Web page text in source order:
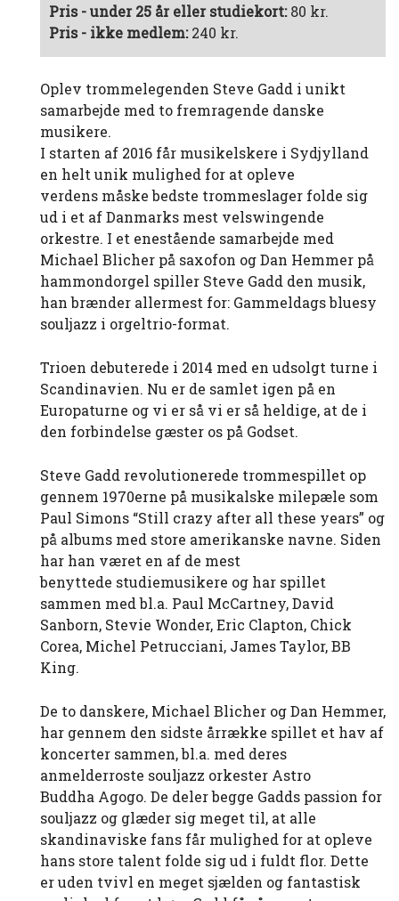
Pris - under 25 år eller studiekort:80 kr.
Pris - ikke medlem:240 kr.
Oplev trommelegenden Steve Gadd i unikt
samarbejde med to fremragende danske
musikere.
I starten af 2016 får musikelskere i Sydjylland
en helt unik mulighed for at opleve
verdens måske bedste trommeslager folde sig
ud i et af Danmarks mest velswingende
orkestre. I et enestående samarbejde med
Michael Blicher på saxofon og Dan Hemmer på
hammondorgel spiller Steve Gadd den musik,
han brænder allermest for: Gammeldags bluesy
souljazz i orgeltrio-format.
Trioen debuterede i 2014 med en udsolgt turne i
Scandinavien. Nu er de samlet igen på en
Europaturne og vi er så vi er så heldige, at de i
den forbindelse gæster os på Godset.
Steve Gadd revolutionerede trommespillet op
gennem 1970erne på musikalske milepæle som
Paul Simons “Still crazy after all these years” og
på albums med store amerikanske navne. Siden
har han været en af de mest
benyttede studiemusikere og har spillet
sammen med bl.a. Paul McCartney, David
Sanborn, Stevie Wonder, Eric Clapton, Chick
Corea, Michel Petrucciani, James Taylor, BB
King.
De to danskere, Michael Blicher og Dan Hemmer,
har gennem den sidste årrække spillet et hav af
koncerter sammen, bl.a. med deres
anmelderroste souljazz orkester Astro
Buddha Agogo. De deler begge Gadds passion for
souljazz og glæder sig meget til, at alle
skandinaviske fans får mulighed for at opleve
hans store talent folde sig ud i fuldt flor. Dette
er uden tvivl en meget sjælden og fantastisk